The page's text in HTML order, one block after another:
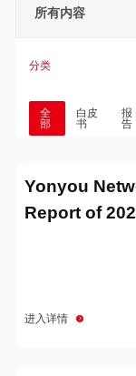
所有内容
分类
全
部
白皮
书
报
告
Yonyou
Report of
进入详情